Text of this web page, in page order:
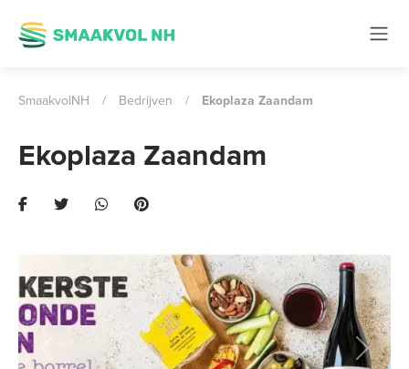
SmaakvolNH / Bedrijven / Ekoplaza Zaandam
Ekoplaza Zaandam
Previous Next